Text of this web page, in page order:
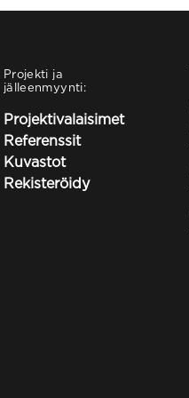
Projekti ja
jälleenmyynti:
Projektivalaisimet
Referenssit
Kuvastot
Rekisteröidy